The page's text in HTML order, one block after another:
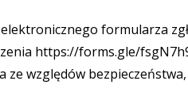
elektronicznego formularza
https://forms.gle/
ze względów